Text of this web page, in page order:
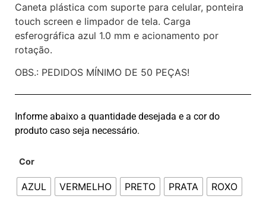
Caneta plástica com suporte para celular, ponteira
touch screen e limpador de tela. Carga
esferográfica azul 1.0 mm e acionamento por
rotação.
OBS.: PEDIDOS MÍNIMO DE 50 PEÇAS!
Informe abaixo a quantidade desejada e a cor do
produto caso seja necessário.
Cor
AZUL VERMELHO PRETO PRATA
ROXO